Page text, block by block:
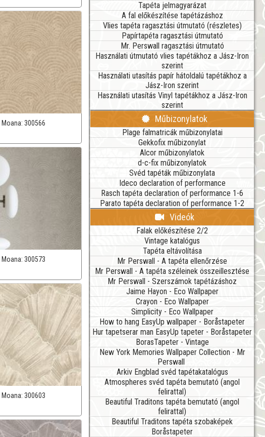
Moana:300566
Moana:300573
Moana:300603
Tapéta jelmagyarázat
A fal előkészítése tapétázáshoz
Vlies tapéta ragasztási útmutató (részletes)
Papírtapéta ragasztási útmutató
Mr. Perswall ragasztási útmutató
Használati útmutató vlies tapétákhoz a Jász-Iron
szerint
Használati utasítás papír hátoldalú tapétákhoz a
Jász-Iron szerint
Használati utasítás Vinyl tapétákhoz a Jász-Iron
szerint
Műbizonylatok
Plage falmatricák műbizonylatai
Gekkofix műbizonylat
Alcor műbizonylatok
d-c-fix műbizonylatok
Svéd tapéták műbizonylata
Ideco declaration of performance
Rasch tapéta declaration of performance 1-6
Parato tapéta declaration of performance 1-2
Videók
Falak előkészítése 2/2
Vintage katalógus
Tapéta eltávolítása
Mr Perswall - A tapéta ellenőrzése
Mr Perswall - A tapéta széleinek összeillesztése
Mr Perswall - Szerszámok tapétázáshoz
Jaime Hayon - Eco Wallpaper
Crayon - Eco Wallpaper
Simplicity - Eco Wallpaper
How to hang EasyUp wallpaper - Boråstapeter
Hur tapetserar man EasyUp tapeter - Boråstapeter
BorasTapeter - Vintage
New York Memories Wallpaper Collection - Mr
Perswall
Arkiv Engblad svéd tapétakatalógus
Atmospheres svéd tapéta bemutató (angol
felirattal)
Beautiful Traditons tapéta bemutató (angol
felirattal)
Beautiful Traditons tapéta szobaképek
Boråstapeter